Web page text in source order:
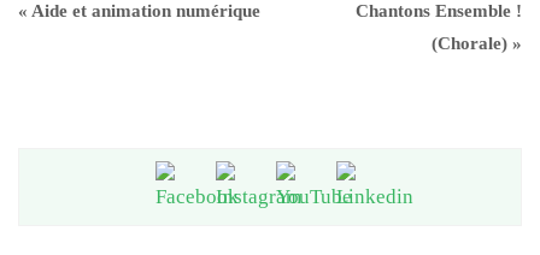
« Aide et animation numérique
Chantons Ensemble !
(Chorale) »